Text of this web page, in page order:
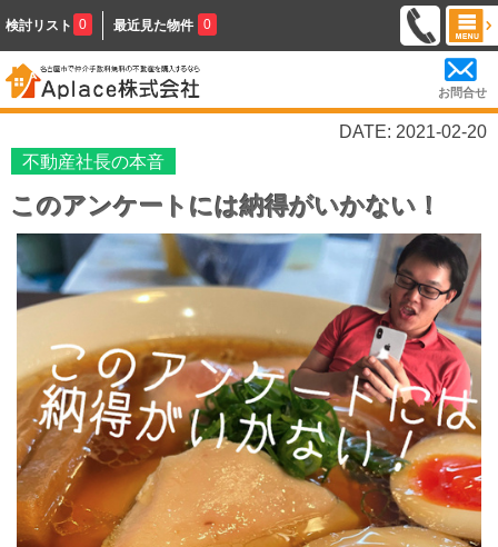
検討リスト 0 最近見た物件 0
お問合せ
DATE: 2021-02-20
不動産社長の本音
このアンケートには納得がいかない！